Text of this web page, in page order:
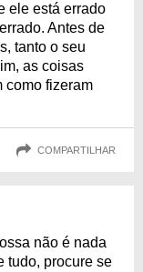
ele está errado
Antes de
tanto o seu
as coisas
como fizeram
COMPARTILHAR
não é nada
tudo, procure se